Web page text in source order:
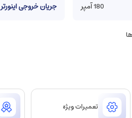
180 آمپر جریان خروجی اینورتر
تعمیرات ویژه